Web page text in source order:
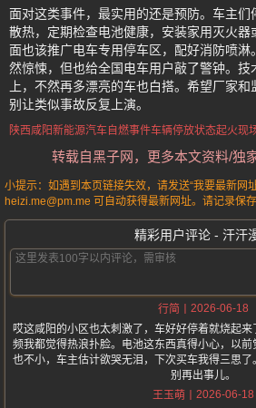
面对这类事件，最实用的还是预防。车主们
散热，定期检查电池健康，安装家用灭火
面也该推广电车专用停车区，配好消防喷淋
然惊悚，但也给全国电车用户敲了警钟。技
上，不然再多漂亮的车也白搭。希望厂家和
别让类似事故反复上演。
陕西咸阳新能源汽车自燃事件车辆停放状态起火现
转载自黑子网，更多本文资料/独
小提示：如遇到本页链接失效，请发送“我要最新网
heizi.me@pm.me 可自动获得最新网址。请记录保
精彩用户评论 - 汗汗
行简
2026-06-18
哎这咸阳的小区也太刺激了，车好好停着就烧起
频我都觉得热浪扑脸。电池这东西真得小心，以
也不小，车主估计欲哭无泪，下次买车我得三思了
别再出事儿。
王玉萌
2026-06-18